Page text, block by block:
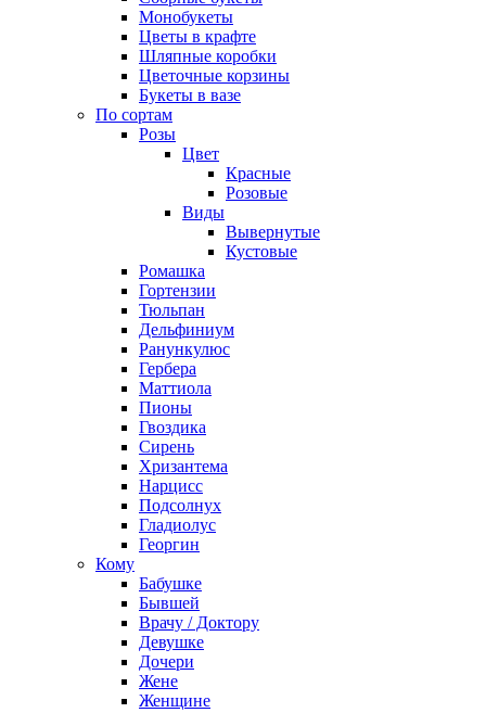
Монобукеты
Цветы в крафте
Шляпные коробки
Цветочные корзины
Букеты в вазе
По сортам
Розы
Цвет
Красные
Розовые
Виды
Вывернутые
Кустовые
Ромашка
Гортензии
Тюльпан
Дельфиниум
Ранункулюс
Гербера
Маттиола
Пионы
Гвоздика
Сирень
Хризантема
Нарцисс
Подсолнух
Гладиолус
Георгин
Кому
Бабушке
Бывшей
Врачу / Доктору
Девушке
Дочери
Жене
Женщине